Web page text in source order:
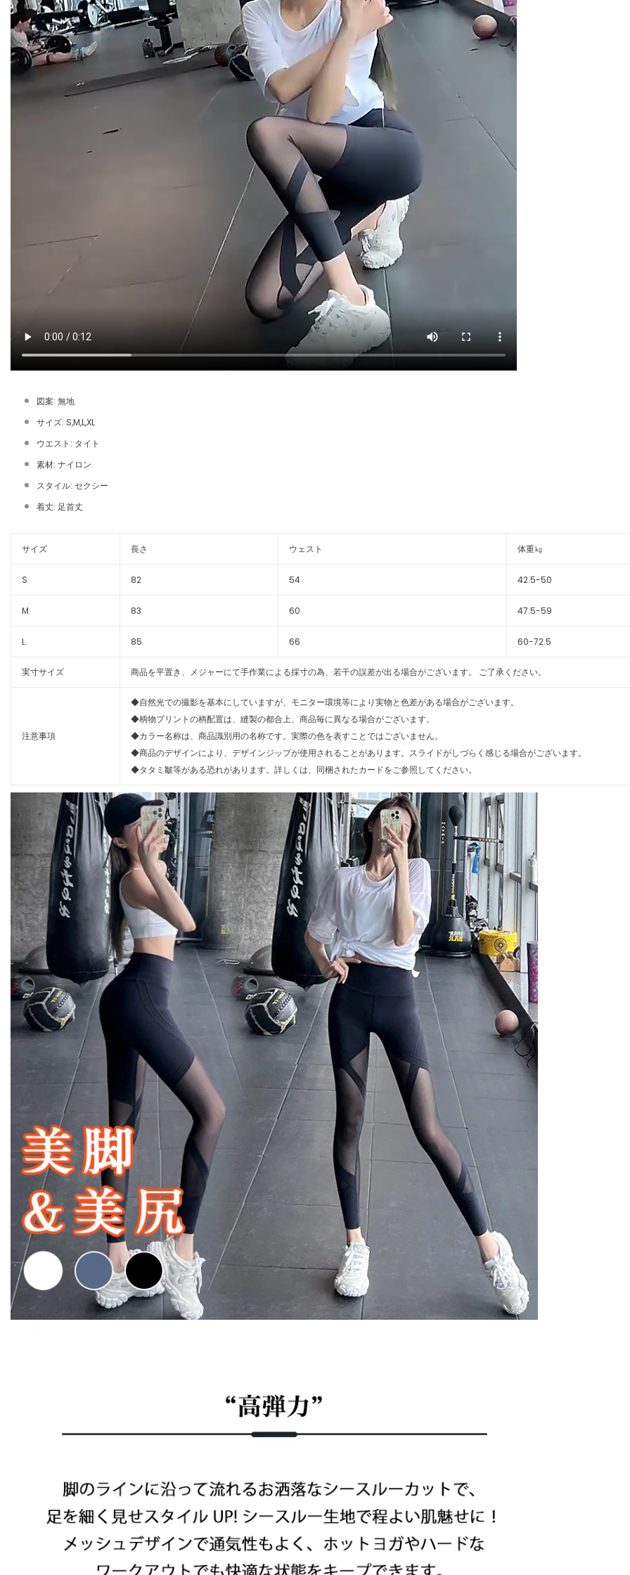
図案: 無地
サイズ: S,M,L,XL
ウエスト: タイト
素材: ナイロン
スタイル: セクシー
着丈: 足首丈
サイズ 長さ ウェスト 体重㎏
S 82 54 42.5-50
M 83 60 47.5-59
L 85 66 60-72.5
実寸サイズ 商品を平置き、メジャーにて手作業による採寸の為、若干の誤差が出る場合がございます。 ご了承ください。
注意事項
◆自然光での撮影を基本にしていますが、モニター環境等により実物と色差がある場合がございます。
◆柄物プリントの柄配置は、縫製の都合上、商品毎に異なる場合がございます。
◆カラー名称は、商品識別用の名称です。実際の色を表すことではございません。
◆商品のデザインにより、デザインジップが使用されることがあります。スライドがしづらく感じる場合がございます。
◆タタミ皺等がある恐れがあります。詳しくは、同梱されたカードをご参照してください。